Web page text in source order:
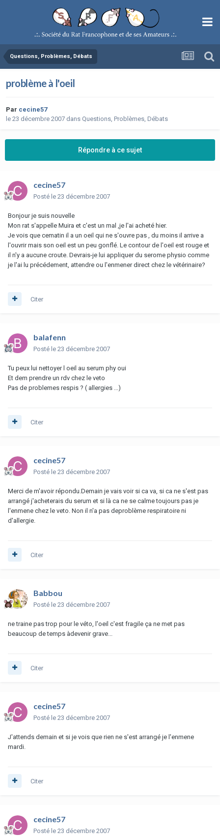
Questions, Problèmes, Débats
problème à l'oeil
Par cecine57
le 23 décembre 2007 dans Questions, Problèmes, Débats
Répondre à ce sujet
cecine57
Posté le 23 décembre 2007
Bonjour je suis nouvelle
Mon rat s'appelle Muira et c'est un mal ,je l'ai acheté hier.
Je vois que cematin il a un oeil qui ne s'ouvre pas , du moins il arrive a
l'ouvrir mais son oeil est un peu gonflé. Le contour de l'oeil est rouge et
il n'y a aucune croute. Devrais-je lui appliquer du serome physio comme
je l'ai lu précédement, attendre ou l'enmener direct chez le vétérinaire?
Citer
balafenn
Posté le 23 décembre 2007
Tu peux lui nettoyer l oeil au serum phy oui
Et dem prendre un rdv chez le veto
Pas de problemes respis ? ( allergies ...)
Citer
cecine57
Posté le 23 décembre 2007
Merci de m'avoir répondu.Demain je vais voir si ca va, si ca ne s'est pas
arrangé j'acheterais du serum et si là ca ne se calme toujours pas je
l'enmene chez le veto. Non il n'a pas deproblème respiratoire ni
d'allergie.
Citer
Babbou
Posté le 23 décembre 2007
ne traine pas trop pour le véto, l'oeil c'est fragile ça ne met pas
beaucoup de temps àdevenir grave...
Citer
cecine57
Posté le 23 décembre 2007
J'attends demain et si je vois que rien ne s'est arrangé je l'enmene
mardi.
Citer
cecine57
Posté le 23 décembre 2007